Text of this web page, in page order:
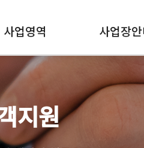
사업영역 사업장
지원